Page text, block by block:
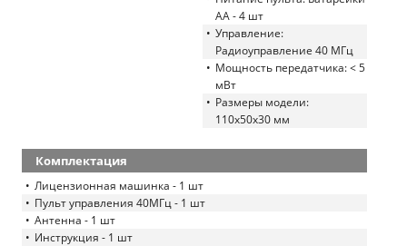
АА - 4 шт
Управление:
Радиоуправление 40 МГц
Мощность передатчика: < 5
мВт
Размеры модели:
110х50х30 мм
Комплектация
Лицензионная машинка - 1 шт
Пульт управления 40МГц - 1 шт
Антенна - 1 шт
Инструкция - 1 шт